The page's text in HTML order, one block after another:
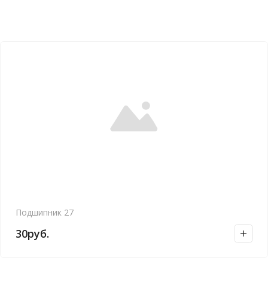
Подшипник 27
30руб.